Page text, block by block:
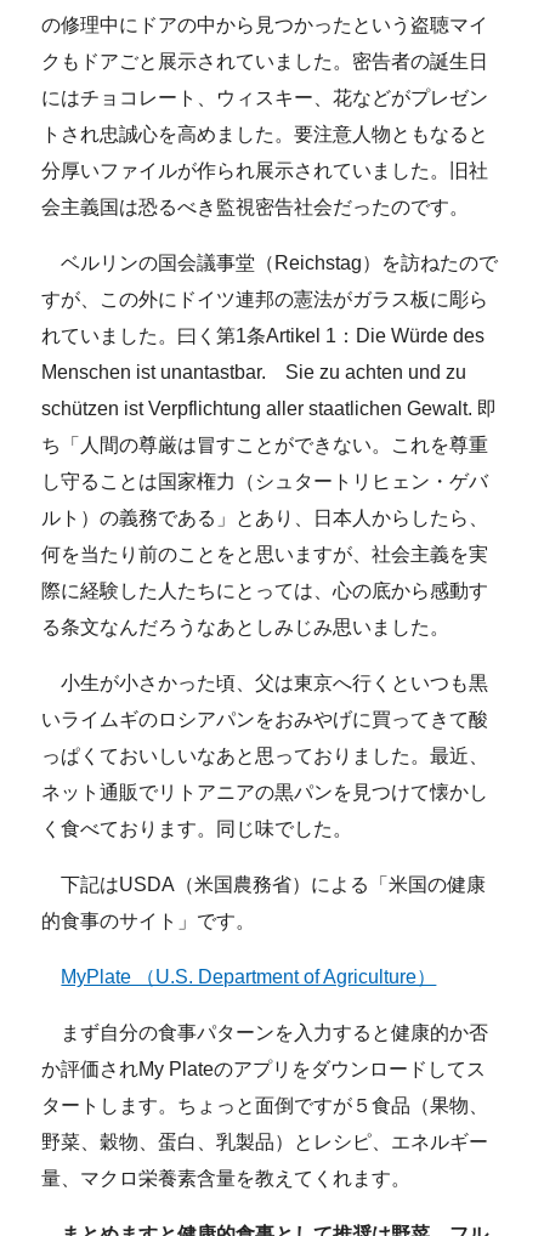
の修理中にドアの中から見つかったという盗聴マイ
クもドアごと展示されていました。密告者の誕生日
にはチョコレート、ウィスキー、花などがプレゼン
トされ忠誠心を高めました。要注意人物ともなると
分厚いファイルが作られ展示されていました。旧社
会主義国は恐るべき監視密告社会だったのです。
ベルリンの国会議事堂（Reichstag）を訪ねたので
すが、この外にドイツ連邦の憲法がガラス板に彫ら
れていました。曰く第1条Artikel 1：Die Würde des
Menschen ist unantastbar. Sie zu achten und zu
schützen ist Verpflichtung aller staatlichen Gewalt. 即
ち「人間の尊厳は冒すことができない。これを尊重
し守ることは国家権力（シュタートリヒェン・ゲバ
ルト）の義務である」とあり、日本人からしたら、
何を当たり前のことをと思いますが、社会主義を実
際に経験した人たちにとっては、心の底から感動す
る条文なんだろうなあとしみじみ思いました。
小生が小さかった頃、父は東京へ行くといつも黒
いライムギのロシアパンをおみやげに買ってきて酸
っぱくておいしいなあと思っておりました。最近、
ネット通販でリトアニアの黒パンを見つけて懐かし
く食べております。同じ味でした。
下記はUSDA（米国農務省）による「米国の健康
的食事のサイト」です。
MyPlate （U.S. Department of Agriculture）
まず自分の食事パターンを入力すると健康的か否
か評価されMy Plateのアプリをダウンロードしてス
タートします。ちょっと面倒ですが５食品（果物、
野菜、穀物、蛋白、乳製品）とレシピ、エネルギー
量、マクロ栄養素含量を教えてくれます。